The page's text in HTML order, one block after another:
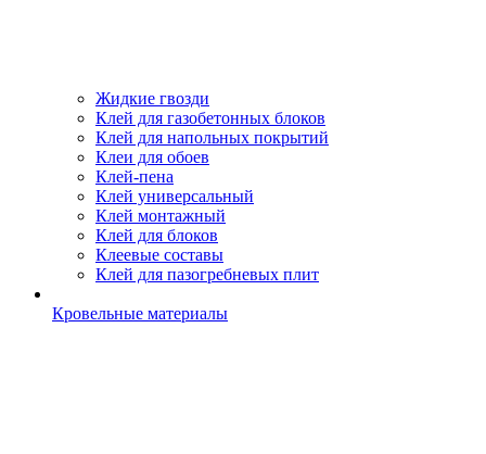
Жидкие гвозди
Клей для газобетонных блоков
Клей для напольных покрытий
Клеи для обоев
Клей-пена
Клей универсальный
Клей монтажный
Клей для блоков
Клеевые составы
Клей для пазогребневых плит
Кровельные материалы